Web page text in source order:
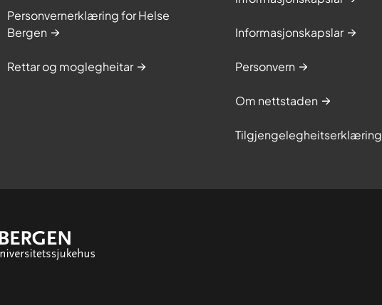
Personvernerklæring for Helse
Bergen
Rettar og moglegheitar
Informasjonskapslar
Personvern
Om nettstaden
Tilgjengelegheitserklæring